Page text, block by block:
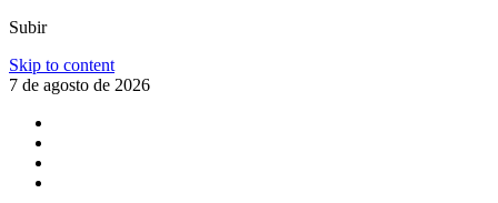
Subir
Skip to content
7 de agosto de 2026